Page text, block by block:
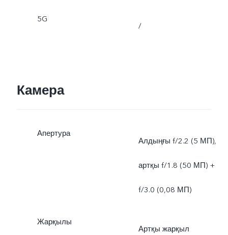
5G
/
Камера
Апертура
Алдыңғы f/2.2 (5 МП),
артқы f/1.8 (50 МП) +
f/3.0 (0,08 МП)
Жарқылы
Артқы жарқыл